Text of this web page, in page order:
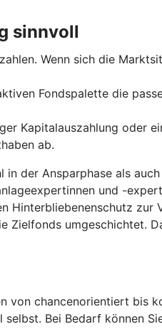
sinnvoll
Wenn sich die
Fondspalette die
Kapitalauszahlung oder
ab.
der Ansparphase als
und -
Hinterbliebenenschutz
Zielfonds umgeschichtet.
chancenorientiert bis
Bei Bedarf können